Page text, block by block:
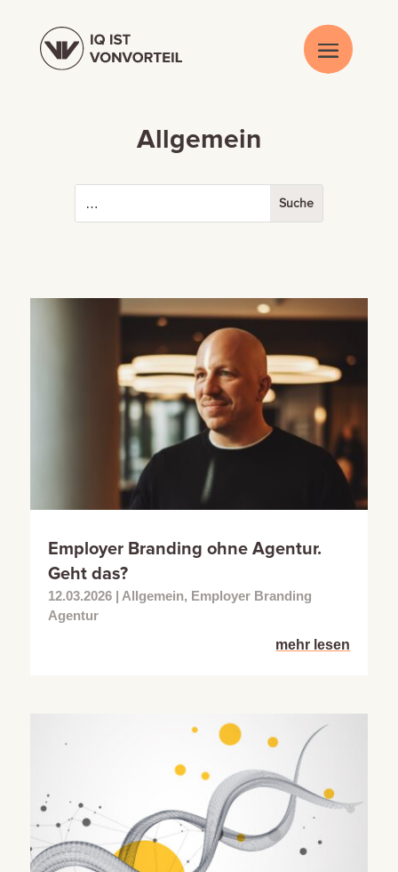
Allgemein
Employer Branding ohne Agentur.
Geht das?
12.03.2026| Allgemein, Employer Branding
Agentur
mehr lesen